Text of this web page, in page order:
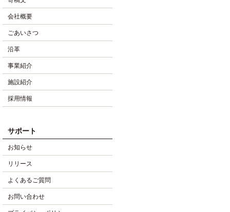
会社概要
ごあいさつ
沿革
事業紹介
施設紹介
採用情報
サポート
お知らせ
リリース
よくあるご質問
お問い合わせ